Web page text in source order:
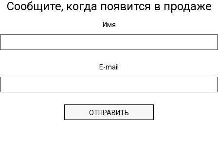
Сообщите, когда появится в продаже
Имя
E-mail